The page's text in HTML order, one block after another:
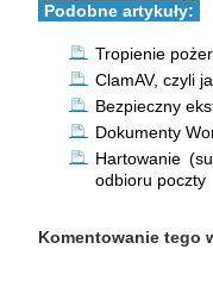
Podobne artykuły:
Tropienie
ClamAV, czyli
Bezpieczny
Dokumenty
Hartowanie
odbioru poczty
Komentowanie tego